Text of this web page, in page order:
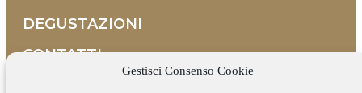
Gestisci Consenso Cookie
DEGUSTAZIONI
CONTATTI
Contrada Selva, 10